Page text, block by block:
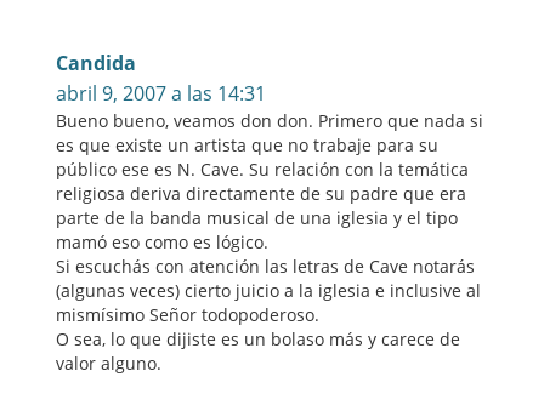
Candida
abril 9, 2007 a las 14:31
Bueno bueno, veamos don don. Primero que nada si
es que existe un artista que no trabaje para su
público ese es N. Cave. Su relación con la temática
religiosa deriva directamente de su padre que era
parte de la banda musical de una iglesia y el tipo
mamó eso como es lógico.
Si escuchás con atención las letras de Cave notarás
(algunas veces) cierto juicio a la iglesia e inclusive al
mismísimo Señor todopoderoso.
O sea, lo que dijiste es un bolaso más y carece de
valor alguno.